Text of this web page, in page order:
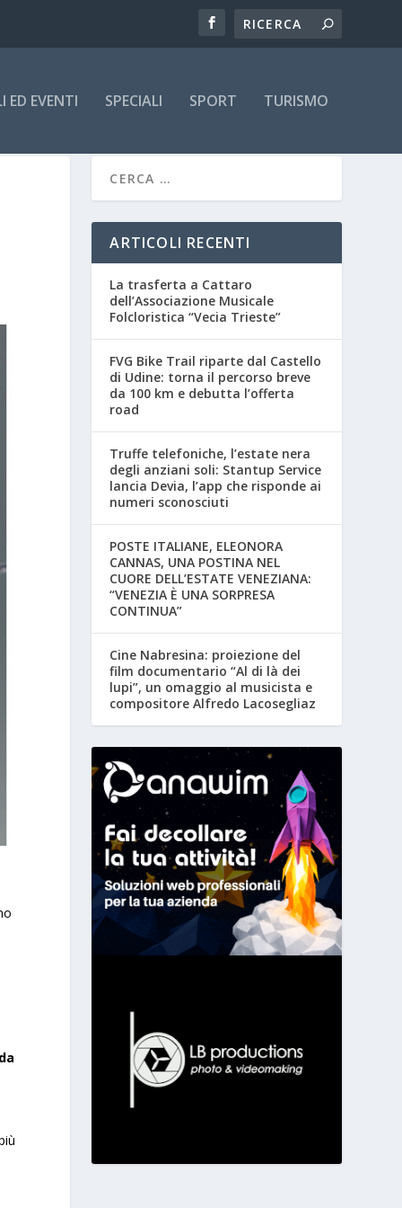
ED EVENTI SPECIALI SPORT TURISMO
ARTICOLI RECENTI
La trasferta a Cattaro
dell’Associazione Musicale
Folcloristica “Vecia Trieste”
FVG Bike Trail riparte dal Castello
di Udine: torna il percorso breve
da 100 km e debutta l’offerta
road
Truffe telefoniche, l’estate nera
degli anziani soli: Stantup Service
lancia Devia, l’app che risponde ai
numeri sconosciuti
POSTE ITALIANE, ELEONORA
CANNAS, UNA POSTINA NEL
CUORE DELL’ESTATE VENEZIANA:
“VENEZIA È UNA SORPRESA
CONTINUA”
Cine Nabresina: proiezione del
film documentario “Al di là dei
lupi”, un omaggio al musicista e
compositore Alfredo Lacosegliaz